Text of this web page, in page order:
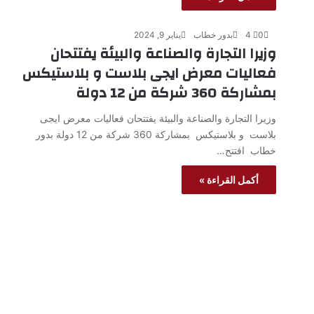
بدور خطاب يناير 9, 2024 0
وزيرا التجارة والصناعة والبيئة يفتتحان
فعاليات معرض ايجى بلاست و بلاستيكس
بمشاركة 360 شركة من 12 دولة
وزيرا التجارة والصناعة والبيئة يفتتحان فعاليات معرض ايجى
بلاست و بلاستيكس بمشاركة 360 شركة من 12 دولة بدور
خطاب افتتح…
أكمل القراءة »